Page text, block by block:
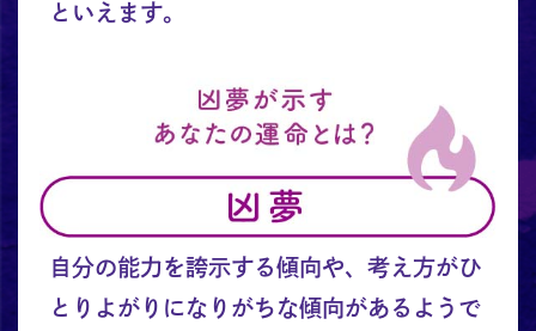
といえます。
自分の能力を誇示する傾向や、考え方がひ
とりよがりになりがちな傾向があるようで